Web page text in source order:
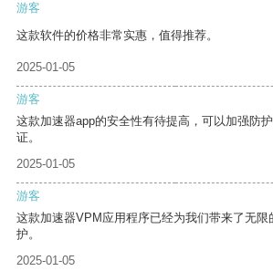
游客
这款软件的价格非常实惠，值得推荐。
2025-01-05
游客
这款加速器app的安全性有待提高，可以加强防
证。
2025-01-05
游客
这款加速器VPM应用程序已经为我们带来了无限
护。
2025-01-05